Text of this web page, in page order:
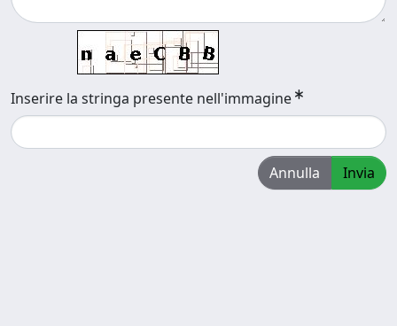
Inserire la stringa presente nell'immagine
Annulla Invia